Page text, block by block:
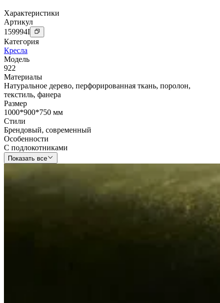
Характеристики
Артикул
159994I
Категория
Кресла
Модель
922
Материалы
Натуральное дерево, перфорированная ткань, поролон,
текстиль, фанера
Размер
1000*900*750 мм
Стили
Брендовый, современный
Особенности
С подлокотниками
Показать все